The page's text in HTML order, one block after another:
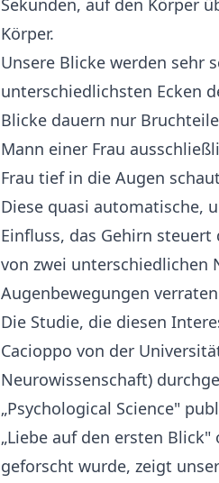
Sekunden, auf den Körper
Körper.
Unsere Blicke werden sehr
unterschiedlichsten Ecken
Blicke dauern nur
Mann einer Frau
Frau tief in die Augen
Diese quasi automatische,
Einfluss, das Gehirn
von zwei unterschiedlichen
Augenbewegungen
Die Studie, die diesen
Cacioppo von der
Neurowissenschaft)
„Psychological Science"
„Liebe auf den ersten
geforscht wurde, zeigt